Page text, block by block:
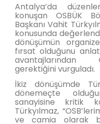
Antalya’da
konuşan OSBÜK
Başkanı Vahit
konusunda
dönüşümün
fırsat olduğunu
avantajlarından
gerektiğini vurguladı.
İkiz dönüşümde
dönemeçte
sanayisine kritik
Türkyılmaz,
ve camia olarak